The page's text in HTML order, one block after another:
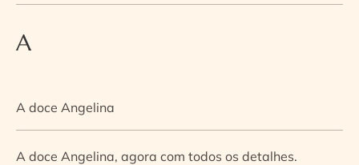
A
A doce Angelina
A doce Angelina, agora com todos os detalhes.